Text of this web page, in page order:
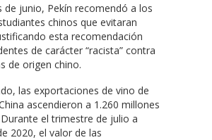
de junio, Pekín recomendó a los
chinos que evitaran
esta recomendación
de carácter “racista” contra
de origen chino.
las exportaciones de vino de
ascendieron a 1.260 millones
el trimestre de julio a
2020, el valor de las